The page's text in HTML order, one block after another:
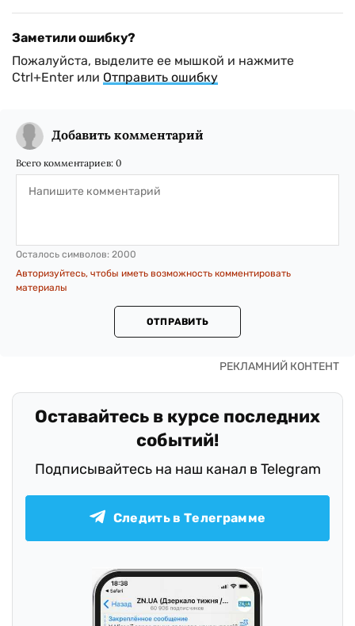
Заметили ошибку?
Пожалуйста, выделите ее мышкой и нажмите
Ctrl+Enter или Отправить ошибку
Добавить комментарий
Всего комментариев: 0
Осталось символов: 2000
Авторизуйтесь, чтобы иметь возможность комментировать
материалы
ОТПРАВИТЬ
Оставайтесь в курсе последних
событий!
Подписывайтесь на наш канал в Telegram
Следить в Телеграмме